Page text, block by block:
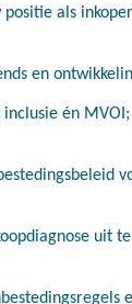
als
en
én MVOI;
uit